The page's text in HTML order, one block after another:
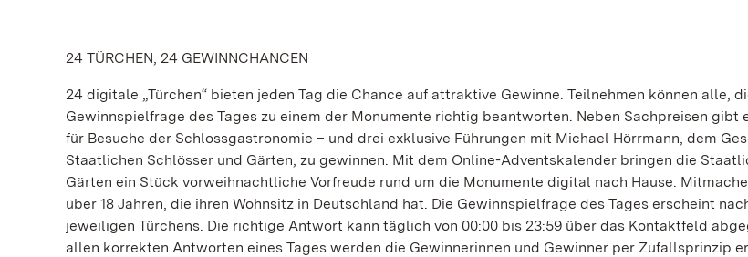
24 TÜRCHEN, 24 GEWINNCHANCEN
24 digitale „Türchen“ bieten jeden Tag die Chance auf attraktive Gewinne. Teilnehmen können alle,
Gewinnspielfrage des Tages zu einem der Monumente richtig beantworten. Neben Sachpreisen gibt
für Besuche der Schlossgastronomie – und drei exklusive Führungen mit Michael Hörrmann, dem
Staatlichen Schlösser und Gärten, zu gewinnen. Mit dem Online-Adventskalender bringen die
Gärten ein Stück vorweihnachtliche Vorfreude rund um die Monumente digital nach Hause.
über 18 Jahren, die ihren Wohnsitz in Deutschland hat. Die Gewinnspielfrage des Tages erscheint
jeweiligen Türchens. Die richtige Antwort kann täglich von 00:00 bis 23:59 über das Kontaktfeld
allen korrekten Antworten eines Tages werden die Gewinnerinnen und Gewinner per Zufallsprinzip